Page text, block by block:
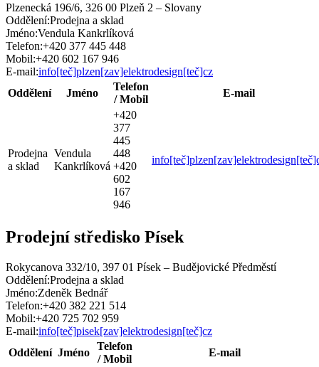
Plzenecká 196/6, 326 00 Plzeň 2 – Slovany
Oddělení:Prodejna a sklad
Jméno:Vendula Kankrlíková
Telefon:+420 377 445 448
Mobil:+420 602 167 946
E-mail:info[teč]plzen[zav]elektrodesign[teč]cz
Oddělení
Jméno
Telefon
/ Mobil
E-mail
Prodejna
a sklad
Vendula
Kankrlíková
+420
377
445
448
+420
602
167
946
Prodejní středisko Písek
Rokycanova 332/10, 397 01 Písek – Budějovické Předměstí
Oddělení:Prodejna a sklad
Jméno:Zdeněk Bednář
Telefon:+420 382 221 514
Mobil:+420 725 702 959
E-mail:info[teč]pisek[zav]elektrodesign[teč]cz
Oddělení Jméno
Telefon
/ Mobil
E-mail